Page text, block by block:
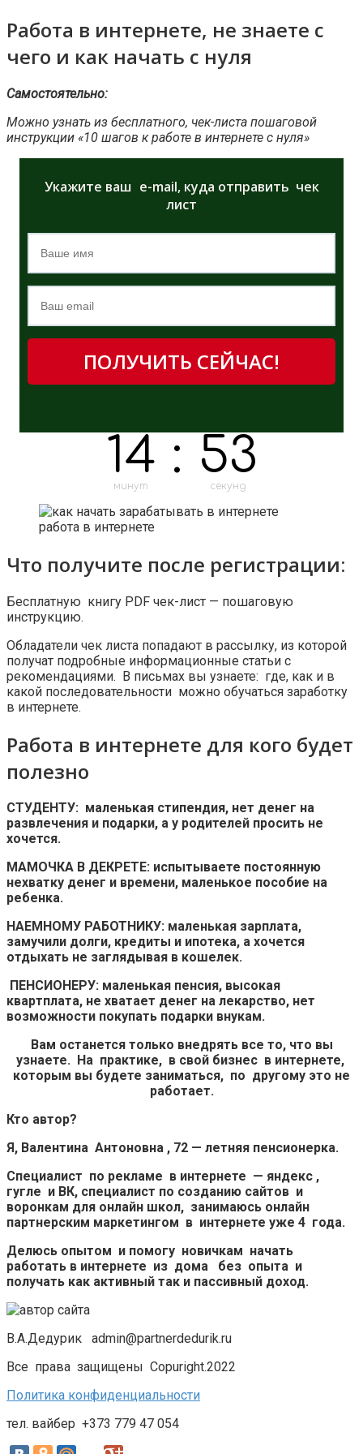
Работа в интернете, не знаете с
чего и как начать с нуля
Самостоятельно:
Можно узнать из бесплатного, чек-листа пошаговой
инструкции «10 шагов к работе в интернете с нуля»
Укажите ваш e-mail, куда отправить чек
лист
ПОЛУЧИТЬ СЕЙЧАС!
14
минут
: 53
секунд
работа в интернете
Что получите после регистрации:
Бесплатную книгу PDF чек-лист — пошаговую
инструкцию.
Обладатели чек листа попадают в рассылку, из которой
получат подробные информационные статьи с
рекомендациями. В письмах вы узнаете: где, как и в
какой последовательности можно обучаться заработку
в интернете.
Работа в интернете для кого будет
полезно
СТУДЕНТУ: маленькая стипендия, нет денег на
развлечения и подарки, а у родителей просить не
хочется.
МАМОЧКА В ДЕКРЕТЕ: испытываете постоянную
нехватку денег и времени, маленькое пособие на
ребенка.
НАЕМНОМУ РАБОТНИКУ: маленькая зарплата,
замучили долги, кредиты и ипотека, а хочется
отдыхать не заглядывая в кошелек.
ПЕНСИОНЕРУ: маленькая пенсия, высокая
квартплата, не хватает денег на лекарство, нет
возможности покупать подарки внукам.
Вам останется только внедрять все то, что вы
узнаете. На практике, в свой бизнес в интернете,
которым вы будете заниматься, по другому это не
работает.
Кто автор?
Я, Валентина Антоновна , 72 — летняя пенсионерка.
Специалист по рекламе в интернете — яндекс ,
гугле и ВК, специалист по созданию сайтов и
воронкам для онлайн школ, занимаюсь онлайн
партнерским маркетингом в интернете уже 4 года.
Делюсь опытом и помогу новичкам начать
работать в интернете из дома без опыта и
получать как активный так и пассивный доход.
В.А.Дедурик admin@partnerdedurik.ru
Все права защищены Copuright.2022
Политика конфиденциальности
тел. вайбер +373 779 47 054